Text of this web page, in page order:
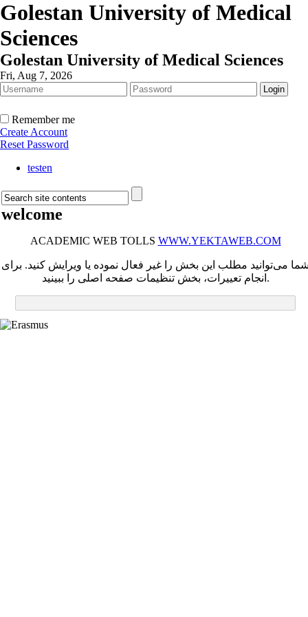
Golestan University of Medical
Sciences
Golestan University of Medical Sciences
Fri, Aug 7, 2026
Remember me
Create Account
Reset Password
testen
welcome
ACADEMIC WEB TOLLS WWW.YEKTAWEB.COM
می‌توانید مطلب این بخش را غیر فعال نموده یا ویرایش کنید. برای
انجام تعییرات، بخش تنظیمات صفحه اصلی را ببینید.